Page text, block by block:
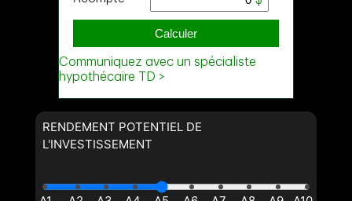
RENDEMENT POTENTIEL DE
L'INVESTISSEMENT